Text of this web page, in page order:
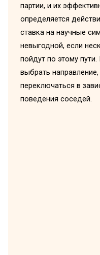
партии, и их
определяется
ставка на научные
невыгодной, если
пойдут по этому
выбрать
переключаться в
поведения соседей.